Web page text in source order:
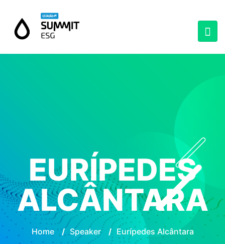
EURÍPEDES
ALCÂNTARA
Home / Speaker / Eurípedes Alcântara